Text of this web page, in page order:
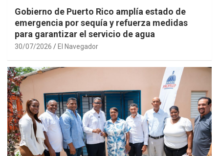
Gobierno de Puerto Rico amplía estado de
emergencia por sequía y refuerza medidas
para garantizar el servicio de agua
30/07/2026 El Navegador